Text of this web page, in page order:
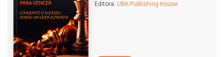
Editora: UBK Publishing House